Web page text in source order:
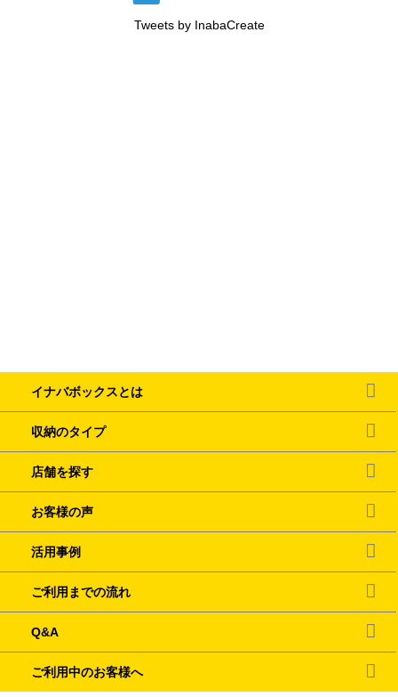
Tweets by InabaCreate
イナバボックスとは
収納のタイプ
店舗を探す
お客様の声
活用事例
ご利用までの流れ
Q&A
ご利用中のお客様へ